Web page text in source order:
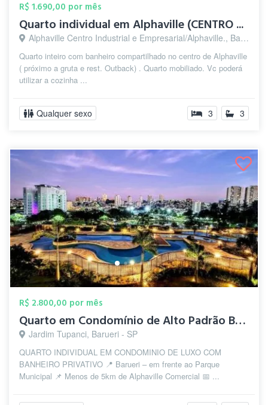
R$ 1.690,00 por mês
Quarto individual em Alphaville (CENTRO ...
Alphaville Centro Industrial e Empresarial/Alphaville., Barueri - SP
Quarto inteiro com banheiro compartilhado no centro de Alphaville
( próximo a gruta e rest. Outback) . Quarto mobiliado. Vc poderá
utilizar a cozinha ...
Qualquer sexo 3 3
R$ 2.800,00 por mês
Quarto em Condomínio de Alto Padrão Baru...
Jardim Tupanci, Barueri - SP
QUARTO INDIVIDUAL EM CONDOMINIO DE LUXO COM
BANHEIRO PRIVATIVO 📍 Barueri – em frente ao Parque
Municipal 📌 Menos de 5km de Alphaville Comercial 📅 ...